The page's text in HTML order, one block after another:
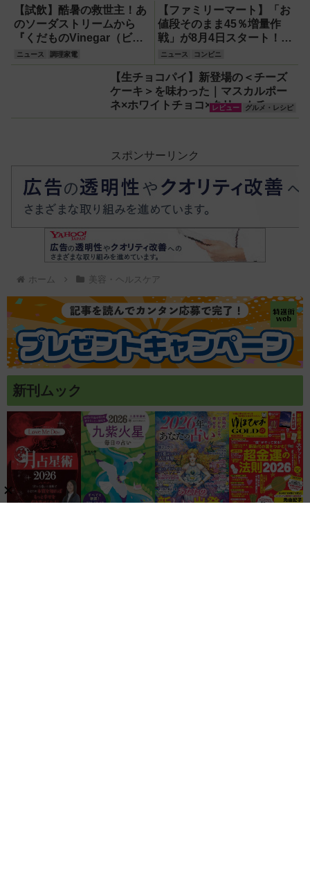
ぎ！バスチー』
51％増量や『合
わせすぎ！欧風カ
レーパン＆はみで
るメンチカツ』な
台から！
【試飲】酷暑の救世主！あ
のソーダストリームから
『くだものVinegar（ビネ
ガー）』が登場！スッキリ
美味しくてどハマり確定
ニュース 調理家電
【ファミリーマート】「お
値段そのまま45％増量作
戦」が8月4日スタート！ラ
インナップ＆キャンペーン
まとめ
ニュース コンビニ
【生チョコパイ】新登場の＜チーズ
ケーキ＞を味わった｜マスカルポー
ネ×ホワイトチョコ×クリームチーズ
の濃厚スイーツ！
レビュー グルメ・レシピ
スポンサーリンク
ホーム 美容・ヘルスケア
新刊ムック